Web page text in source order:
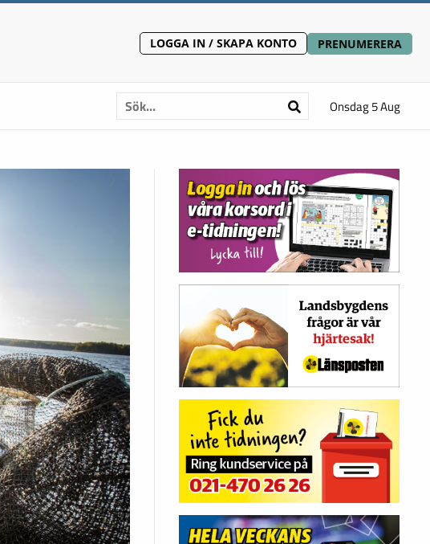
LOGGA IN / SKAPA KONTO PRENUMERERA
Onsdag 5 Aug